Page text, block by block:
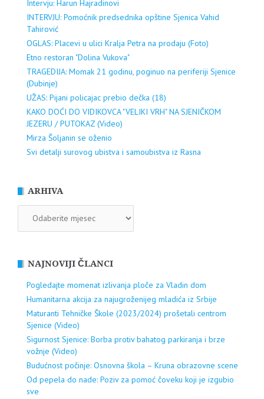
Intervju: Harun Hajradinovi
INTERVJU: Pomoćnik predsednika opštine Sjenica Vahid
Tahirović
OGLAS: Placevi u ulici Kralja Petra na prodaju (Foto)
Etno restoran "Dolina Vukova"
TRAGEDIJA: Momak 21 godinu, poginuo na periferiji Sjenice
(Dubinje)
UŽAS: Pijani policajac prebio dečka (18)
KAKO DOĆI DO VIDIKOVCA "VELIKI VRH" NA SJENIČKOM
JEZERU / PUTOKAZ (Video)
Mirza Šoljanin se oženio
Svi detalji surovog ubistva i samoubistva iz Rasna
ARHIVA
NAJNOVIJI ČLANCI
Pogledajte momenat izlivanja ploče za Vladin dom
Humanitarna akcija za najugroženijeg mladića iz Srbije
Maturanti Tehničke Škole (2023/2024) prošetali centrom
Sjenice (Video)
Sigurnost Sjenice: Borba protiv bahatog parkiranja i brze
vožnje (Video)
Budućnost počinje: Osnovna škola – Kruna obrazovne scene
Od pepela do nade: Poziv za pomoć čoveku koji je izgubio
sve